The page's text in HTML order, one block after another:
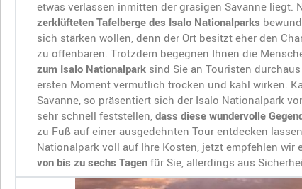
etwas verlassen inmitten der grasigen Savanne liegt.
zerklüfteten Tafelberge des Isalo Nationalparks
sich stärken wollen, denn der Ort besitzt eher den
zu offenbaren. Trotzdem begegnen Ihnen die
zum Isalo Nationalpark sind Sie an Touristen
ersten Moment vermutlich trocken und kahl wirken.
Savanne, so präsentiert sich der Isalo Nationalpark
sehr schnell feststellen, dass diese wundervolle
zu Fuß auf einer ausgedehnten Tour entdecken
Nationalpark voll auf Ihre Kosten, jetzt empfehlen wir
von bis zu sechs Tagen für Sie, allerdings aus